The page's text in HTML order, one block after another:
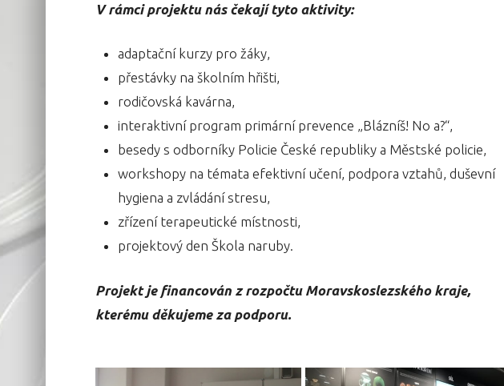
V rámci projektu nás čekají tyto aktivity:
adaptační kurzy pro žáky,
přestávky na školním hřišti,
rodičovská kavárna,
interaktivní program primární prevence „Blázníš! No a?“,
besedy s odborníky Policie České republiky a Městské policie,
workshopy na témata efektivní učení, podpora vztahů, duševní
hygiena a zvládání stresu,
zřízení terapeutické místnosti,
projektový den Škola naruby.
Projekt je financován z rozpočtu Moravskoslezského kraje,
kterému děkujeme za podporu.